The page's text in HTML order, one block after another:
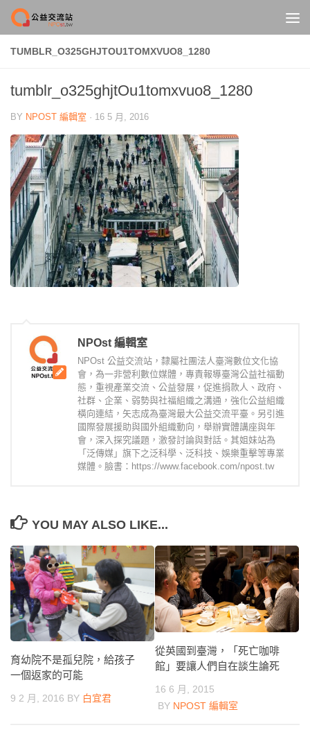
Skip to content
TUMBLR_O325GHJTOU1TOMXVUO8_1280
tumblr_o325ghjtOu1tomxvuo8_1280
BY NPOST 編輯室 · 16 5 月, 2016
NPOst 編輯室
NPOst 公益交流站，隸屬社團法人臺灣數位文化協
會，為一非營利數位媒體，專責報導臺灣公益社福動
態，重視產業交流、公益發展，促進捐款人、政府、
社群、企業、弱勢與社福組織之溝通，強化公益組織
橫向連結，矢志成為臺灣最大公益交流平臺。另引進
國際發展援助與國外組織動向，舉辦實體講座與年
會，深入探究議題，激發討論與對話。其姐妹站為
「泛傳媒」旗下之泛科學、泛科技、娛樂重擊等專業
媒體。臉書：https://www.facebook.com/npost.tw
YOU MAY ALSO LIKE...
育幼院不是孤兒院，給孩子
一個返家的可能
9 2 月, 2016 BY 白宜君
從英國到臺灣，「死亡咖啡
館」要讓人們自在談生論死
16 6 月, 2015
BY NPOST 編輯室